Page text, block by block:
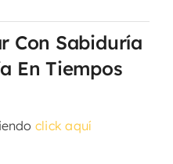
Con Sabiduría
En Tiempos
click aquí